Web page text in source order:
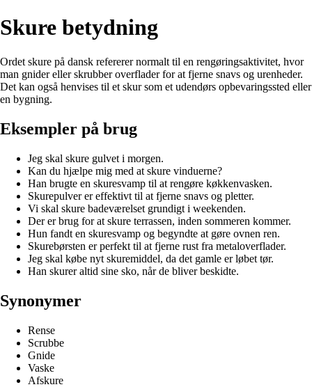
Skure betydning
Ordet skure på dansk refererer normalt til en rengøringsaktivitet, hvor
man gnider eller skrubber overflader for at fjerne snavs og urenheder.
Det kan også henvises til et skur som et udendørs opbevaringssted eller
en bygning.
Eksempler på brug
Jeg skal skure gulvet i morgen.
Kan du hjælpe mig med at skure vinduerne?
Han brugte en skuresvamp til at rengøre køkkenvasken.
Skurepulver er effektivt til at fjerne snavs og pletter.
Vi skal skure badeværelset grundigt i weekenden.
Der er brug for at skure terrassen, inden sommeren kommer.
Hun fandt en skuresvamp og begyndte at gøre ovnen ren.
Skurebørsten er perfekt til at fjerne rust fra metaloverflader.
Jeg skal købe nyt skuremiddel, da det gamle er løbet tør.
Han skurer altid sine sko, når de bliver beskidte.
Synonymer
Rense
Scrubbe
Gnide
Vaske
Afskure